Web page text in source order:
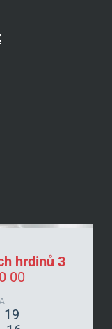
hrdinů 3
00
19